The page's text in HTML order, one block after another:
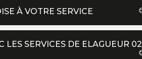
À VOTRE SERVICE
LES SERVICES DE ELAGUEUR 02